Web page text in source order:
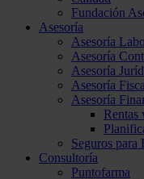
Fundación
Asesoría
Asesoría
Asesoría
Asesoría
Asesoría
Asesoría
Rentas
Seguros para
Consultoría
Puntofarma